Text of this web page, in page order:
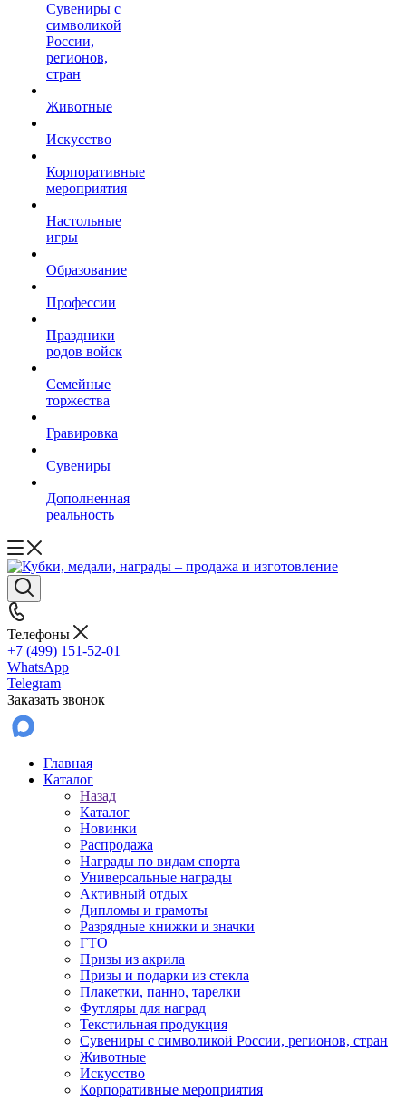
Сувениры с
символикой
России,
регионов,
стран
Животные
Искусство
Корпоративные
мероприятия
Настольные
игры
Образование
Профессии
Праздники
родов войск
Семейные
торжества
Гравировка
Сувениры
Дополненная
реальность
Телефоны
+7 (499) 151-52-01
WhatsApp
Telegram
Заказать звонок
Главная
Каталог
Назад
Каталог
Новинки
Распродажа
Награды по видам спорта
Универсальные награды
Активный отдых
Дипломы и грамоты
Разрядные книжки и значки
ГТО
Призы из акрила
Призы и подарки из стекла
Плакетки, панно, тарелки
Футляры для наград
Текстильная продукция
Сувениры с символикой России, регионов, стран
Животные
Искусство
Корпоративные мероприятия